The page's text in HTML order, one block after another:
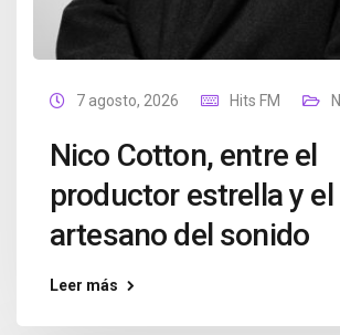
7 agosto, 2026 Hits FM
Nico Cotton, entre el
productor estrella y el
artesano del sonido
Leer más